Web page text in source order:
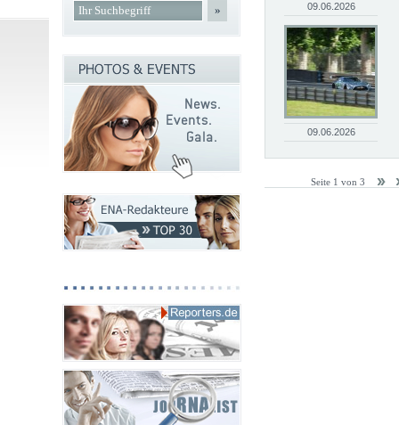
09.06.2026
09.06.2026
Seite 1 von 3
»